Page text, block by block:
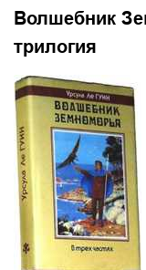
Волшебник
трилогия